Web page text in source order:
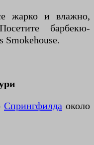
жарко и влажно,
барбекю-
Smokehouse.
Спрингфилда около